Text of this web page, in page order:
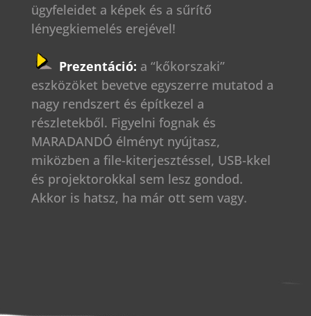
ügyfeleidet a képek és a sűrítő
lényegkiemelés erejével!
Prezentáció: a “kőkorszaki”
eszközöket bevetve egyszerre mutatod a
nagy rendszert és építkezel a
részletekből. Figyelni fognak és
MARADANDÓ élményt nyújtasz,
miközben a file-kiterjesztéssel, USB-kkel
és projektorokkal sem lesz gondod.
Akkor is hatsz, ha már ott sem vagy.